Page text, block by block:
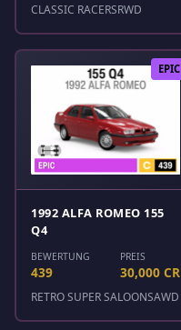
CLASSIC RACERSRWD
EPIC
1992 ALFA ROMEO 155
Q4
BEWERTUNG
439
PREIS
30,000 CR
RETRO SUPER SALOONSAWD